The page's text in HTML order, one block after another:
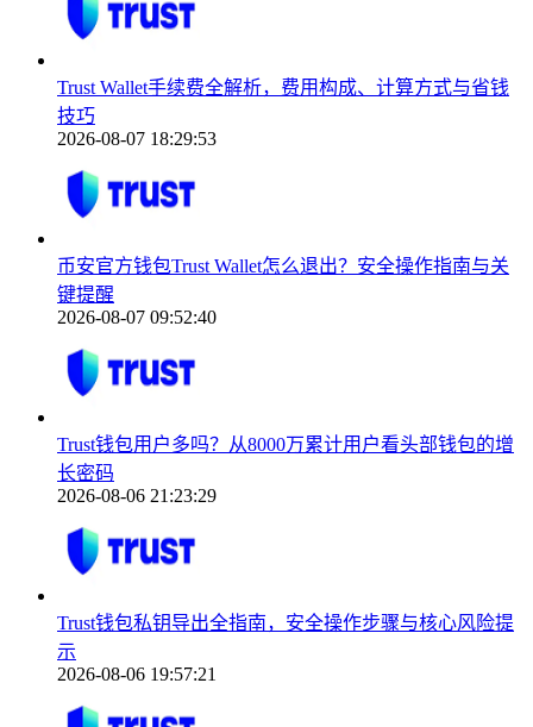
Trust Wallet手续费全解析，费用构成、计算方式与省钱
技巧
2026-08-07 18:29:53
币安官方钱包Trust Wallet怎么退出？安全操作指南与关
键提醒
2026-08-07 09:52:40
Trust钱包用户多吗？从8000万累计用户看头部钱包的增
长密码
2026-08-06 21:23:29
Trust钱包私钥导出全指南，安全操作步骤与核心风险提
示
2026-08-06 19:57:21